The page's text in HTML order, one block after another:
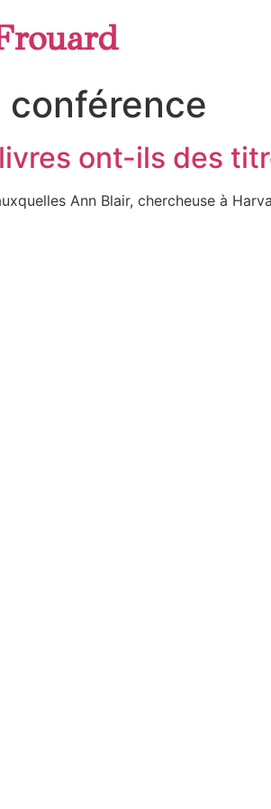
conférence
ont-ils des
Ann Blair, chercheuse à